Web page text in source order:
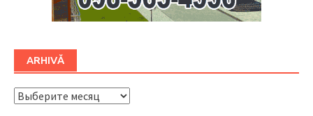
ARHIVĂ
ARHIVĂ